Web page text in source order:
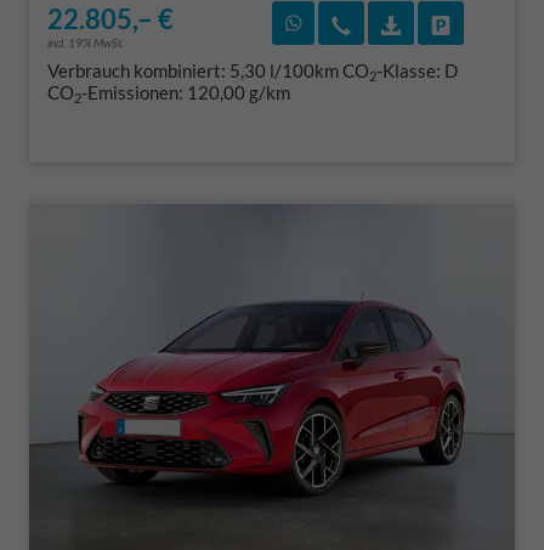
22.805,– €
incl. 19% MwSt.
Rückruf vereinbaren
Wir rufen Sie an
Verbrauch kombiniert: 5,30 l/100kmCO2-Klasse: D
CO2-Emissionen: 120,00 g/km